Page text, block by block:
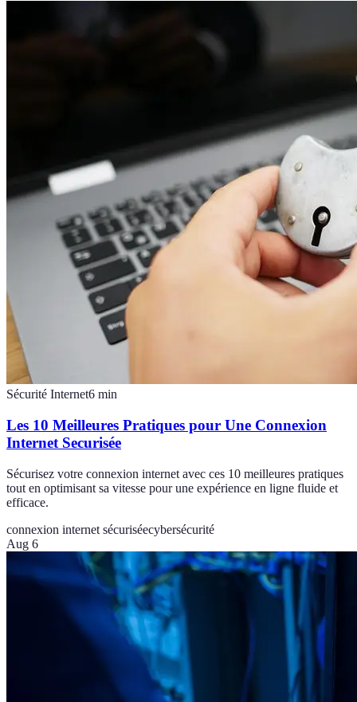
Sécurité Internet6 min
Les 10 Meilleures Pratiques pour Une Connexion
Internet Securisée
Sécurisez votre connexion internet avec ces 10 meilleures pratiques
tout en optimisant sa vitesse pour une expérience en ligne fluide et
efficace.
connexion internet sécuriséecybersécurité
Aug 6